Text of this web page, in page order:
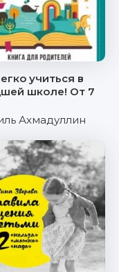
учиться в
школе! От 7
Ахмадуллин